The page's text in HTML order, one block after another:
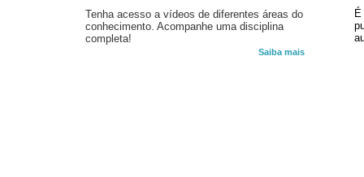
Tenha acesso a vídeos de diferentes áreas do
conhecimento. Acompanhe uma disciplina
completa!
Saiba mais